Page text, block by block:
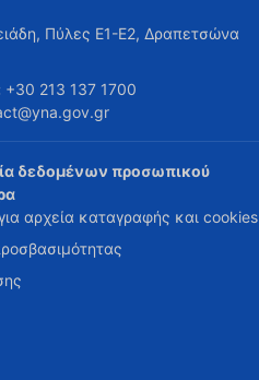
Πύλες Ε1-Ε2, Δραπετσώνα
+30 213 137 1700
δεδομένων προσωπικού
αρχεία καταγραφής και cookies